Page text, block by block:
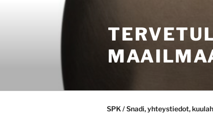
SPK / Snadi, yhteystiedot,